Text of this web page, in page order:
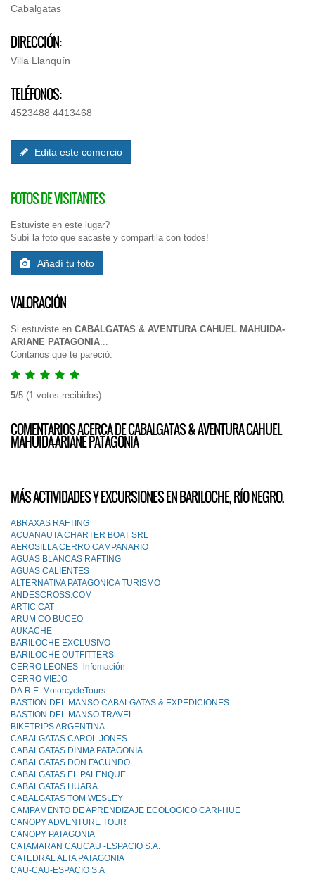
Cabalgatas
DIRECCIÓN:
Villa Llanquín
TELÉFONOS:
4523488 4413468
Edita este comercio
FOTOS DE VISITANTES
Estuviste en este lugar?
Subí la foto que sacaste y compartila con todos!
Añadí tu foto
VALORACIÓN
Si estuviste en CABALGATAS & AVENTURA CAHUEL MAHUIDA-
ARIANE PATAGONIA...
Contanos que te pareció:
5/5 (1 votos recibidos)
COMENTARIOS ACERCA DE CABALGATAS & AVENTURA CAHUEL
MAHUIDA-ARIANE PATAGONIA
MÁS ACTIVIDADES Y EXCURSIONES EN BARILOCHE, RÍO NEGRO.
ABRAXAS RAFTING
ACUANAUTA CHARTER BOAT SRL
AEROSILLA CERRO CAMPANARIO
AGUAS BLANCAS RAFTING
AGUAS CALIENTES
ALTERNATIVA PATAGONICA TURISMO
ANDESCROSS.COM
ARTIC CAT
ARUM CO BUCEO
AUKACHE
BARILOCHE EXCLUSIVO
BARILOCHE OUTFITTERS
CERRO LEONES -lnfomación
CERRO VIEJO
DA.R.E. MotorcycleTours
BASTION DEL MANSO CABALGATAS & EXPEDICIONES
BASTION DEL MANSO TRAVEL
BIKETRIPS ARGENTINA
CABALGATAS CAROL JONES
CABALGATAS DINMA PATAGONIA
CABALGATAS DON FACUNDO
CABALGATAS EL PALENQUE
CABALGATAS HUARA
CABALGATAS TOM WESLEY
CAMPAMENTO DE APRENDIZAJE ECOLOGICO CARI-HUE
CANOPY ADVENTURE TOUR
CANOPY PATAGONIA
CATAMARAN CAUCAU -ESPACIO S.A.
CATEDRAL ALTA PATAGONIA
CAU-CAU-ESPACIO S.A